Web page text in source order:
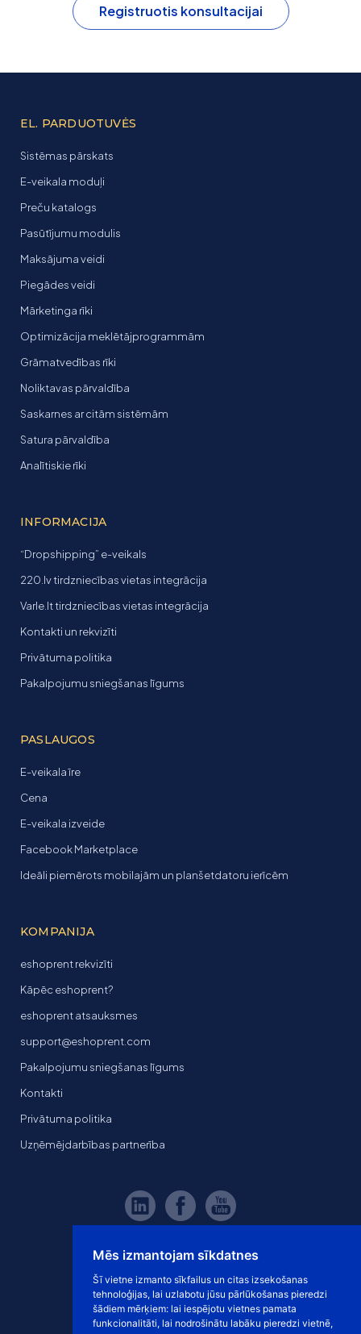
Mēs izmantojam sīkdatnes
Šī vietne izmanto sīkfailus un citas izsekošanas
tehnoloģijas, lai uzlabotu jūsu pārlūkošanas pieredzi
šādiem mērķiem: lai iespējotu vietnes pamata
funkcionalitāti, lai nodrošinātu labāku pieredzi vietnē,
Registruotis konsultacijai
EL. PARDUOTUVĖS
Sistēmas pārskats
E-veikala moduļi
Preču katalogs
Pasūtījumu modulis
Maksājuma veidi
Piegādes veidi
Mārketinga rīki
Optimizācija meklētājprogrammām
Grāmatvedības rīki
Noliktavas pārvaldība
Saskarnes ar citām sistēmām
Satura pārvaldība
Analītiskie rīki
INFORMACIJA
“Dropshipping” e-veikals
220.lv tirdzniecības vietas integrācija
Varle.lt tirdzniecības vietas integrācija
Kontakti un rekvizīti
Privātuma politika
Pakalpojumu sniegšanas līgums
PASLAUGOS
E-veikala īre
Cena
E-veikala izveide
Facebook Marketplace
Ideāli piemērots mobilajām un planšetdatoru ierīcēm
KOMPANIJA
eshoprent rekvizīti
Kāpēc eshoprent?
eshoprent atsauksmes
support@eshoprent.com
Pakalpojumu sniegšanas līgums
Kontakti
Privātuma politika
Uzņēmējdarbības partnerība